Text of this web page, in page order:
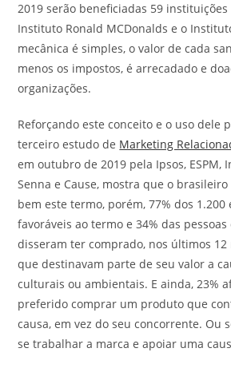
2019 serão beneficiadas 59
Instituto Ronald MCDonalds e o
mecânica é simples, o valor de cada
menos os impostos, é arrecadado e
organizações.
Reforçando este conceito e o uso dele
terceiro estudo de Marketing
em outubro de 2019 pela Ipsos, ESPM,
Senna e Cause, mostra que o
bem este termo, porém, 77% dos
favoráveis ao termo e 34% das
disseram ter comprado, nos últimos 12
que destinavam parte de seu valor a
culturais ou ambientais. E ainda, 23%
preferido comprar um produto que
causa, em vez do seu concorrente. Ou
se trabalhar a marca e apoiar uma